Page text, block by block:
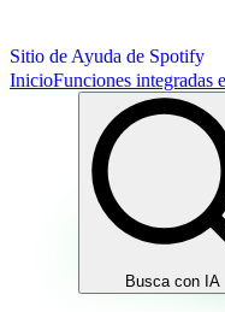
Sitio de Ayuda de Spotify
InicioFunciones integradas
Busca con IA